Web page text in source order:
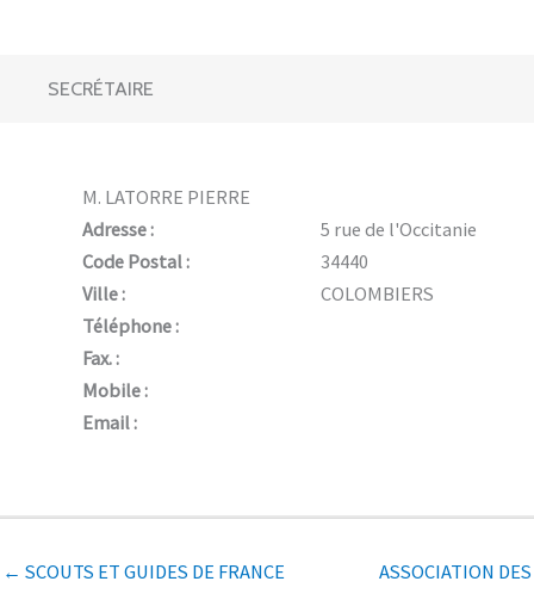
SECRÉTAIRE
M. LATORRE PIERRE
Adresse :
5 rue de l'Occitanie
Code Postal :
34440
Ville :
COLOMBIERS
Téléphone :
Fax. :
Mobile :
Email :
← SCOUTS ET GUIDES DE FRANCE
ASSOCIATION DES